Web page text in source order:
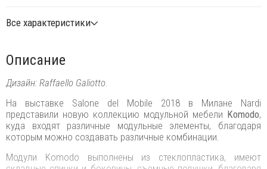
Все характеристики
Описание
Дизайн: Raffaello Galiotto.
На выставке Salone del Mobile 2018 в Милане Nardi
представили новую коллекцию модульной мебели Komodo,
куда входят различные модульные элементы, благодаря
которым можно создавать различные комбинации.
Модули Komodo выполнены из стеклопластика, имеют